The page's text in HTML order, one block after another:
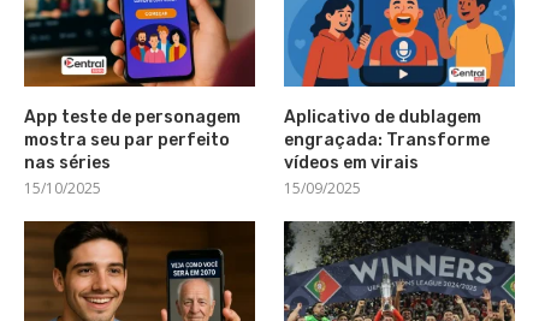
App teste de personagem
mostra seu par perfeito
nas séries
15/10/2025
Aplicativo de dublagem
engraçada: Transforme
vídeos em virais
15/09/2025